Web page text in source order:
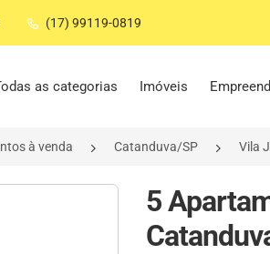
(17) 99119-0819
as categorias Imóveis
à venda Catanduva/SP Vila
5